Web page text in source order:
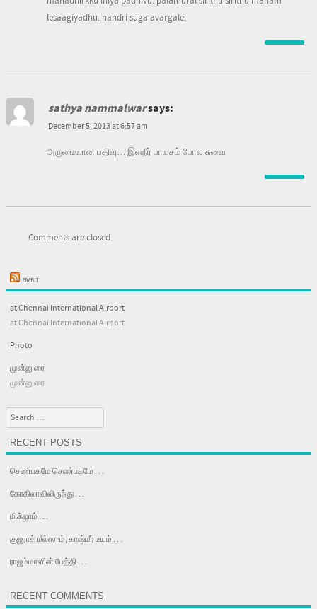
lesaagiyadhu. nandri suga avargale.
sathya nammalwarsays:
December 5, 2013 at 6:57 am
அருமையான பதிவு… இளநீர் பாயசம் போல சுவை
Comments are closed.
சுகா
at Chennai International Airport
at Chennai International Airport
Photo
முன்னுரை
முன்னுரை
Search
RECENT POSTS
செண்பகமே செண்பகமே . . .
கோகிலாவிலிருந்து . . .
மிக்ஜாம் . . .
குஜராத் மீல்ஸும், காஷ்மீர் டீயும் . . .
ராஜம்மாளின் பேத்தி . . .
RECENT COMMENTS